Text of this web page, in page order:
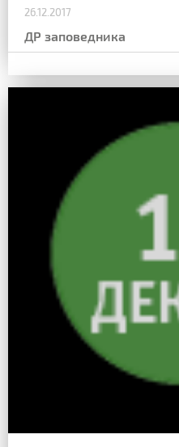
26.12.2017
ДР заповедника